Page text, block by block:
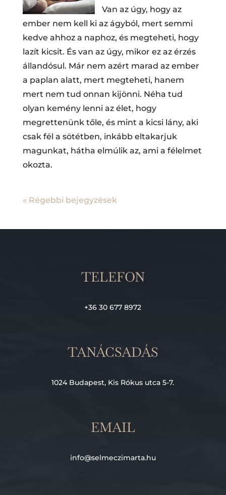
Van az úgy, hogy az
ember nem kell ki az ágyból, mert semmi
kedve ahhoz a naphoz, és megteheti, hogy
lazít kicsit. És van az úgy, mikor ez az érzés
állandósul. Már nem azért marad az ember
a paplan alatt, mert megteheti, hanem
mert nem tud onnan kijönni. Néha tud
olyan kemény lenni az élet, hogy
megrettenünk tőle, és mint a kicsi lány, aki
csak fél a sötétben, inkább eltakarjuk
magunkat, hátha elmúlik az, ami a félelmet
okozta.
« Régebbi bejegyzések
TELEFON
+36 30 677 8972
TANÁCSADÁS
1024 Budapest, Kis Rókus utca 5-7.
EMAIL
info@selmeczimarta.hu